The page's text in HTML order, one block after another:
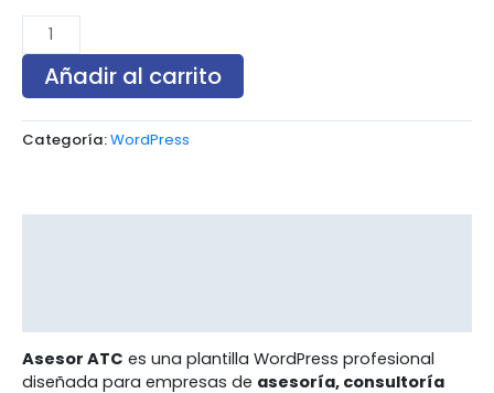
Añadir al carrito
Categoría:WordPress
Asesor ATC es una plantilla WordPress profesional
diseñada para empresas de asesoría, consultoría